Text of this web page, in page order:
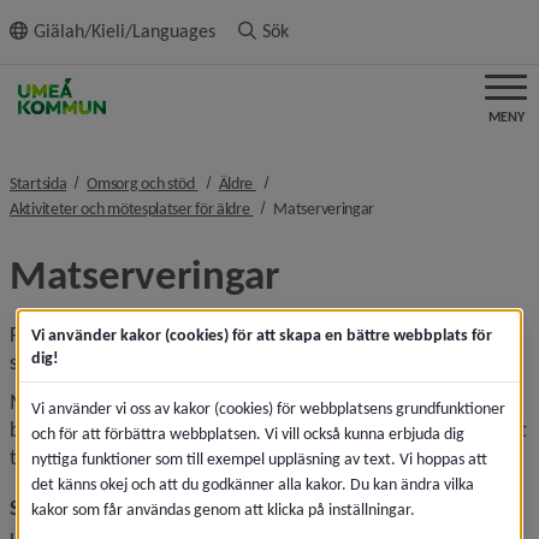
innehållet
Giälah/Kieli/Languages Sök
MENY
Startsida Omsorg och stöd nivå i brödsmulenavigeringen
Äldre nivå i brödsmulenavigeringen
Aktiviteter och mötesplatser för äldre nivå i brödsmulenavigeringen
Matserveringarnivå i
Matserveringar
På flera av kommunens skolor finns det restauranger dit du
som senior är välkommen att komma och äta lunch.
Maten som serveras är traditionell husmanskost. Du
behöver inte boka plats innan, det går bra att komma direkt
till restaurangen.
Skolor med matservering
Vi använder kakor (cookies) för att skapa en bättre webbplats för
dig!
Vi använder vi oss av kakor (cookies) för webbplatsens grundfunktioner
och för att förbättra webbplatsen. Vi vill också kunna erbjuda dig
nyttiga funktioner som till exempel uppläsning av text. Vi hoppas att
det känns okej och att du godkänner alla kakor. Du kan ändra vilka
kakor som får användas genom att klicka på inställningar.